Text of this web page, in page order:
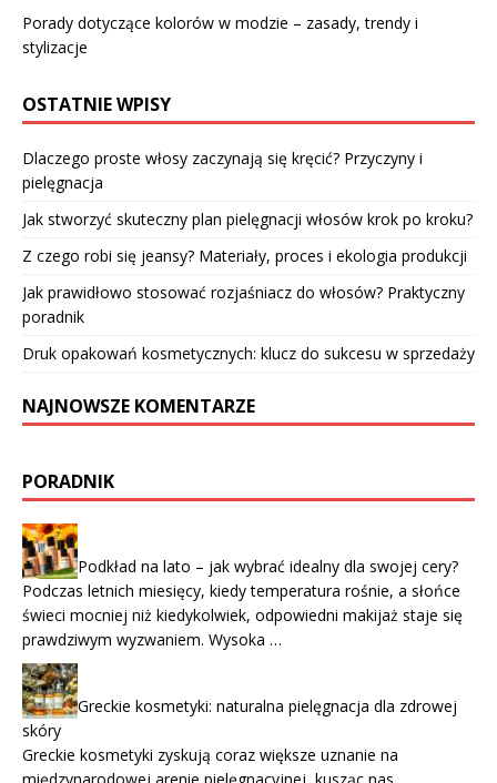
Porady dotyczące kolorów w modzie – zasady, trendy i
stylizacje
OSTATNIE WPISY
Dlaczego proste włosy zaczynają się kręcić? Przyczyny i
pielęgnacja
Jak stworzyć skuteczny plan pielęgnacji włosów krok po kroku?
Z czego robi się jeansy? Materiały, proces i ekologia produkcji
Jak prawidłowo stosować rozjaśniacz do włosów? Praktyczny
poradnik
Druk opakowań kosmetycznych: klucz do sukcesu w sprzedaży
NAJNOWSZE KOMENTARZE
PORADNIK
Podkład na lato – jak wybrać idealny dla swojej cery?
Podczas letnich miesięcy, kiedy temperatura rośnie, a słońce
świeci mocniej niż kiedykolwiek, odpowiedni makijaż staje się
prawdziwym wyzwaniem. Wysoka …
Greckie kosmetyki: naturalna pielęgnacja dla zdrowej
skóry
Greckie kosmetyki zyskują coraz większe uznanie na